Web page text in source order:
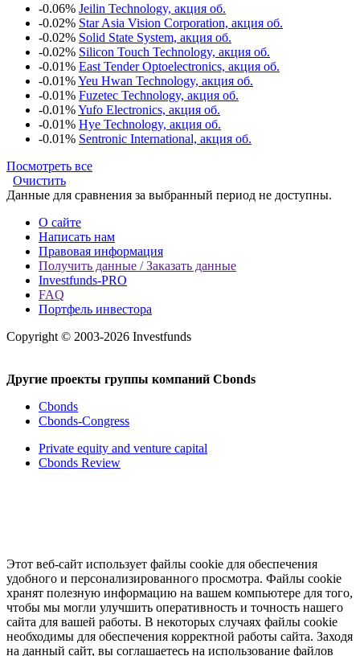
-0.06% Jeilin Technology, акция об.
-0.02% Star Asia Vision Corporation, акция об.
-0.02% Solid State System, акция об.
-0.02% Silicon Touch Technology, акция об.
-0.01% East Tender Optoelectronics, акция об.
-0.01%Yeu Hwan Technology, акция об.
-0.01% Fuzetec Technology, акция об.
-0.01%Yufo Electronics, акция об.
-0.01% Hye Technology, акция об.
-0.01% Sentronic International, акция об.
Посмотреть все
Очистить
Данные для сравнения за выбранный период не доступны.
О сайте
Написать нам
Правовая информация
Получить данные / Заказать данные
Investfunds-PRO
FAQ
Портфель инвестора
Copyright © 2003-2026 Investfunds
Другие проекты группы компаний Cbonds
Cbonds
Cbonds-Congress
Private equity and venture capital
Cbonds Review
Этот веб-сайт использует файлы cookie для обеспечения
удобного и персонализированного просмотра. Файлы cookie
хранят полезную информацию на вашем компьютере для того,
чтобы мы могли улучшить оперативность и точность нашего
сайта для вашей работы. В некоторых случаях файлы cookie
необходимы для обеспечения корректной работы сайта. Заходя
на данный сайт, вы соглашаетесь на использование файлов